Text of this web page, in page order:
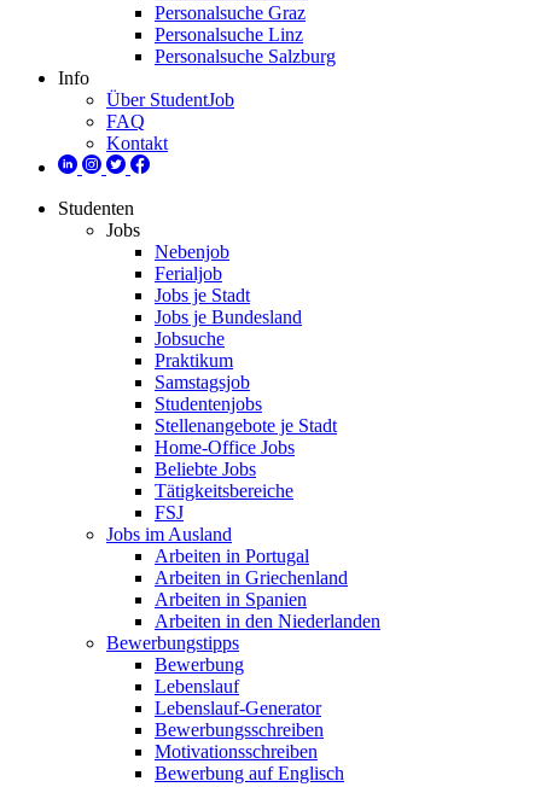
Personalsuche Graz
Personalsuche Linz
Personalsuche Salzburg
Info
Über StudentJob
FAQ
Kontakt
Studenten
Jobs
Nebenjob
Ferialjob
Jobs je Stadt
Jobs je Bundesland
Jobsuche
Praktikum
Samstagsjob
Studentenjobs
Stellenangebote je Stadt
Home-Office Jobs
Beliebte Jobs
Tätigkeitsbereiche
FSJ
Jobs im Ausland
Arbeiten in Portugal
Arbeiten in Griechenland
Arbeiten in Spanien
Arbeiten in den Niederlanden
Bewerbungstipps
Bewerbung
Lebenslauf
Lebenslauf-Generator
Bewerbungsschreiben
Motivationsschreiben
Bewerbung auf Englisch